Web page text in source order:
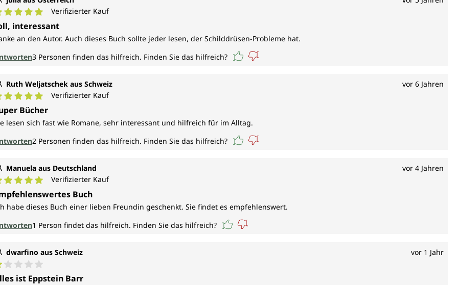
Bewertung von 5 von 5 Sternen
Verifizierter Kauf
interessant
an den Autor. Auch dieses Buch sollte jeder lesen, der Schilddrüsen-Probleme hat.
3 Personen finden das hilfreich. Finden Sie das hilfreich?
Ruth Weljatschek aus Schweiz vor 6 Jahren
Bewertung von 5 von 5 Sternen
Verifizierter Kauf
Bücher
lesen sich fast wie Romane, sehr interessant und hilfreich für im Alltag.
2 Personen finden das hilfreich. Finden Sie das hilfreich?
Manuela aus Deutschland vor 4 Jahren
Bewertung von 5 von 5 Sternen
Verifizierter Kauf
Buch
habe dieses Buch einer lieben Freundin geschenkt. Sie findet es empfehlenswert.
1 Person findet das hilfreich. Finden Sie das hilfreich?
dwarfino aus Schweiz vor 1 Jahr
Bewertung von 1 von 5 Sternen
ist Eppstein Barr